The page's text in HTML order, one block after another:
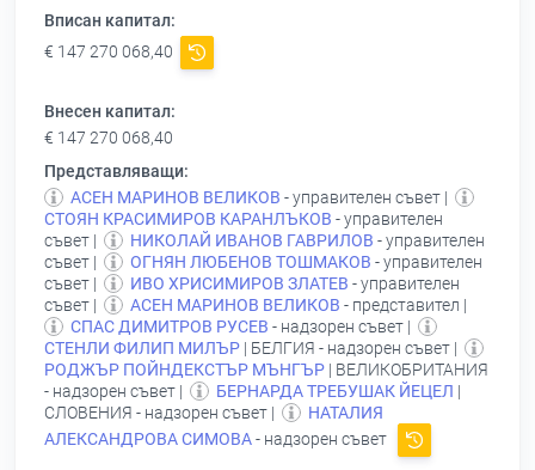
Вписан капитал:
€ 147 270 068,40
Внесен капитал:
€ 147 270 068,40
Представляващи:
АСЕН МАРИНОВ ВЕЛИКОВ - управителен съвет |
СТОЯН КРАСИМИРОВ КАРАНЛЪКОВ - управителен
съвет |
НИКОЛАЙ ИВАНОВ ГАВРИЛОВ - управителен
съвет |
ОГНЯН ЛЮБЕНОВ ТОШМАКОВ - управителен
съвет |
ИВО ХРИСИМИРОВ ЗЛАТЕВ - управителен
съвет |
АСЕН МАРИНОВ ВЕЛИКОВ - представител |
СПАС ДИМИТРОВ РУСЕВ - надзорен съвет |
СТЕНЛИ ФИЛИП МИЛЪР | БЕЛГИЯ - надзорен съвет |
РОДЖЪР ПОЙНДЕКСТЪР МЪНГЪР | ВЕЛИКОБРИТАНИЯ
- надзорен съвет |
БЕРНАРДА ТРЕБУШАК ЙЕЦЕЛ |
СЛОВЕНИЯ - надзорен съвет |
НАТАЛИЯ
АЛЕКСАНДРОВА СИМОВА- надзорен съвет